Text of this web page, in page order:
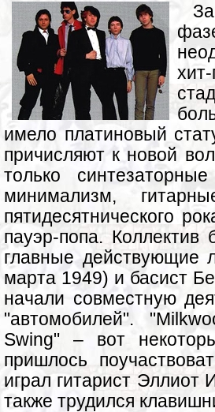
имело платиновый
причисляют к новой
только
минимализм,
пятидесятнического
пауэр-попа.
главные действующие
марта 1949) и басист
начали совместную
"автомобилей".
Swing" – вот
пришлось
играл гитарист
также трудился